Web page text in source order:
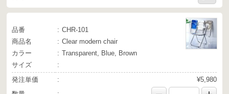
品番
CHR-101
商品名
Clear modern chair
カラー
Transparent, Blue, Brown
サイズ
発注単価
¥5,980